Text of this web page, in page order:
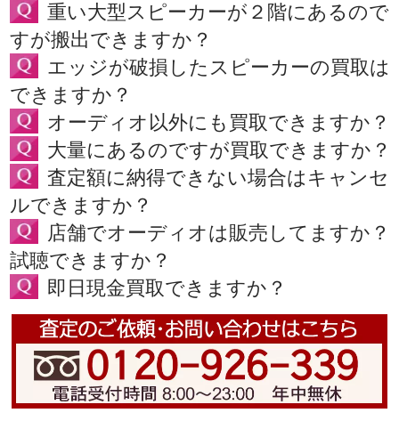
重い大型スピーカーが２階にあるので
すが搬出できますか？
エッジが破損したスピーカーの買取は
できますか？
オーディオ以外にも買取できますか？
大量にあるのですが買取できますか？
査定額に納得できない場合はキャンセ
ルできますか？
店舗でオーディオは販売してますか？
試聴できますか？
即日現金買取できますか？